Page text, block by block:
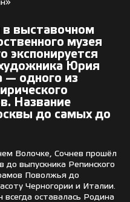
выставочном
музея
экспонируется
Юрия
— одного из
Название
до самых до
Волочке, Сочнев прошёл
выпускника Репинского
Поволжья до
Черногории и Италии.
всегда оставалась Родина